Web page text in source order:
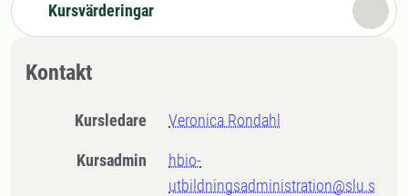
Kursvärderingar
Kontakt
Kursledare Veronica Rondahl
Kursadmin
hbio-
utbildningsadministration@slu.s